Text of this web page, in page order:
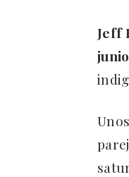
Jeff
junio
Unos